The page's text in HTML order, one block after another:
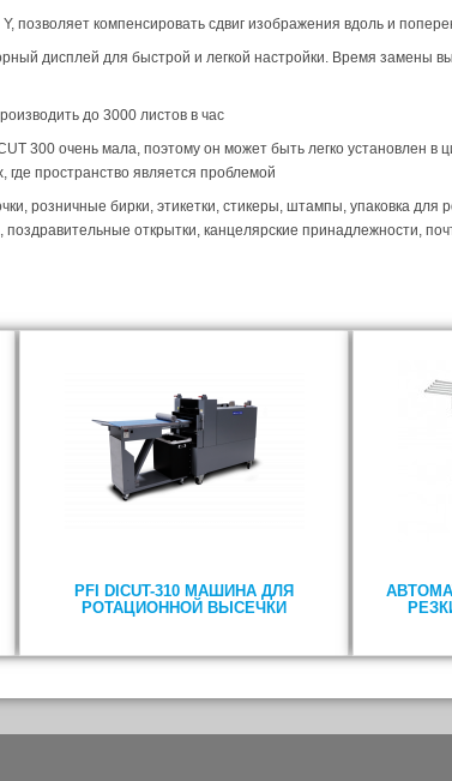
позволяет компенсировать сдвиг изображения вдоль и
дисплей для быстрой и легкой настройки. Время замены
до 3000 листов в час
300 очень мала, поэтому он может быть легко установлен в
пространство является проблемой
розничные бирки, этикетки, стикеры, штампы, упаковка для
открытки, канцелярские принадлежности,
PFI DICUT-310 МАШИНА ДЛЯ
РОТАЦИОННОЙ ВЫСЕЧКИ